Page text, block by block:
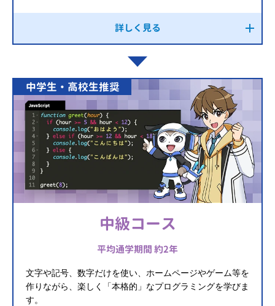
詳しく見る
中学生・高校生推奨
中級コース
平均通学期間 約2年
文字や記号、数字だけを使い、ホームページやゲーム等を
作りながら、楽しく「本格的」なプログラミングを学びま
す。